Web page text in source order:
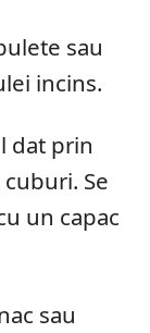
sau
incins.
dat prin
Se
un capac
sau